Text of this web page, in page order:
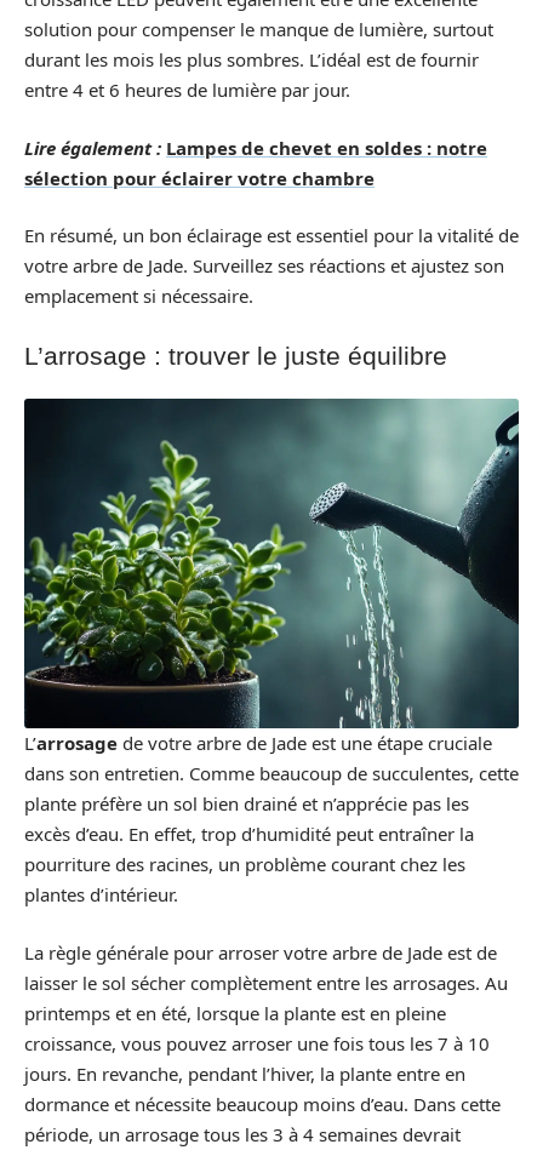
solution pour compenser le manque de lumière, surtout
durant les mois les plus sombres. L’idéal est de fournir
entre 4 et 6 heures de lumière par jour.
Lire également : Lampes de chevet en soldes : notre
sélection pour éclairer votre chambre
En résumé, un bon éclairage est essentiel pour la vitalité de
votre arbre de Jade. Surveillez ses réactions et ajustez son
emplacement si nécessaire.
L’arrosage : trouver le juste équilibre
L’arrosage de votre arbre de Jade est une étape cruciale
dans son entretien. Comme beaucoup de succulentes, cette
plante préfère un sol bien drainé et n’apprécie pas les
excès d’eau. En effet, trop d’humidité peut entraîner la
pourriture des racines, un problème courant chez les
plantes d’intérieur.
La règle générale pour arroser votre arbre de Jade est de
laisser le sol sécher complètement entre les arrosages. Au
printemps et en été, lorsque la plante est en pleine
croissance, vous pouvez arroser une fois tous les 7 à 10
jours. En revanche, pendant l’hiver, la plante entre en
dormance et nécessite beaucoup moins d’eau. Dans cette
période, un arrosage tous les 3 à 4 semaines devrait